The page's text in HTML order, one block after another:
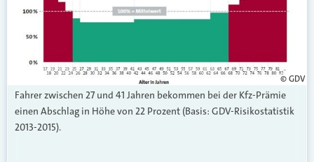
© GDV
Fahrer zwischen 27 und 41 Jahren bekommen bei der Kfz-Prämie
einen Abschlag in Höhe von 22 Prozent (Basis: GDV-Risikostatistik
2013-2015).